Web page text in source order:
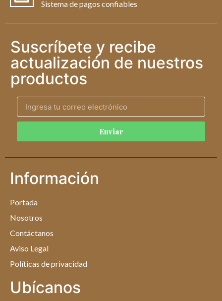
Sistema de pagos confiables
Suscríbete y recibe
actualización de nuestros
productos
Enviar
Información
Portada
Nosotros
Contáctanos
Aviso Legal
Políticas de privacidad
Ubícanos